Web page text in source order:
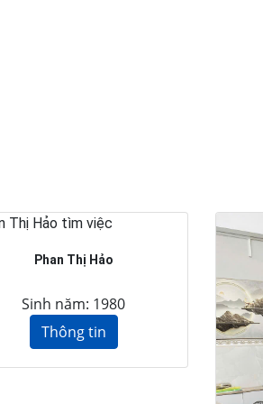
Phan Thị Hảo
Sinh năm: 1980
Thông tin